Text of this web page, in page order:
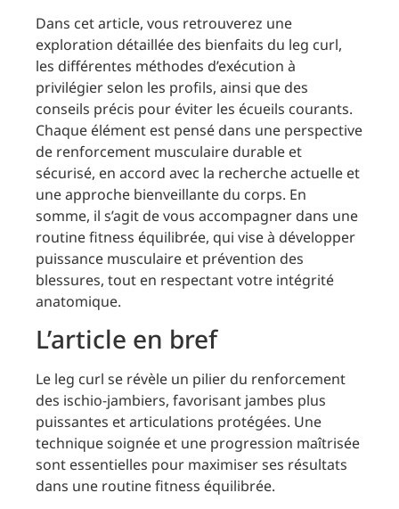
Dans cet article, vous retrouverez une
exploration détaillée des bienfaits du leg curl,
les différentes méthodes d’exécution à
privilégier selon les profils, ainsi que des
conseils précis pour éviter les écueils courants.
Chaque élément est pensé dans une perspective
de renforcement musculaire durable et
sécurisé, en accord avec la recherche actuelle et
une approche bienveillante du corps. En
somme, il s’agit de vous accompagner dans une
routine fitness équilibrée, qui vise à développer
puissance musculaire et prévention des
blessures, tout en respectant votre intégrité
anatomique.
L’article en bref
Le leg curl se révèle un pilier du renforcement
des ischio-jambiers, favorisant jambes plus
puissantes et articulations protégées. Une
technique soignée et une progression maîtrisée
sont essentielles pour maximiser ses résultats
dans une routine fitness équilibrée.